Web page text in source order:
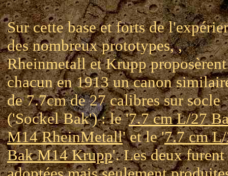
Sur cette base et forts de
des nombreux prototypes, ,
Rheinmetall et Krupp proposèrent
chacun en 1913 un canon
de 7.7cm de 27 calibres sur socle
('Sockel Bak') : le '7.7 cm L/27
M14 RheinMetall' et le '7.7 cm
Bak M14 Krupp'. Les deux furent